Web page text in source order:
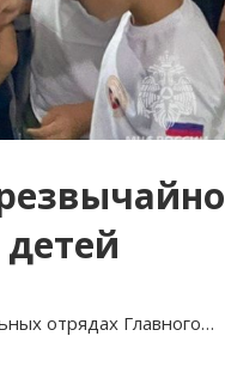
отрядах Главного…